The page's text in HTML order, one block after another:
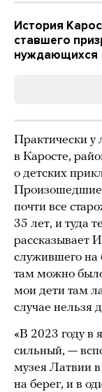
История
ставшего
нуждающихся
Практически у
в Каросте,
о детских
Произошедшие
почти все
35 лет, и туда
рассказывает
служившего на
там можно
мои дети там
случае нельзя
«В 2023 году в
сильный, —
музея Латвии
на берег, и в